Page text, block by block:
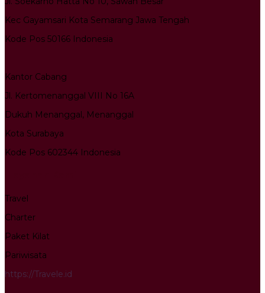
Kec Gayamsari Kota Semarang Jawa Tengah
Kode Pos 50166 Indonesia
Kantor Cabang
Jl. Kertomenanggal VIII No 16A
Dukuh Menanggal, Menanggal
Kota Surabaya
Kode Pos 602344 Indonesia
Travel
Charter
Paket Kilat
Pariwisata
https://Travele.id